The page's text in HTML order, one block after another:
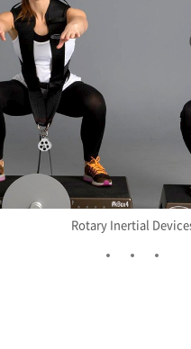
Rotary Inertial